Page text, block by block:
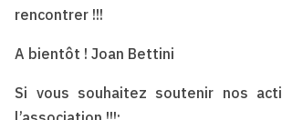
rencontrer !!!
A bientôt ! Joan Bettini
Si vous souhaitez soutenir nos